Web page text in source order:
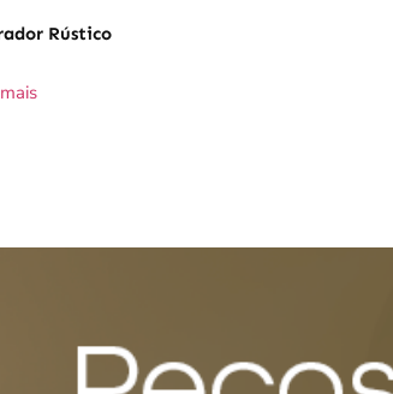
Rústico